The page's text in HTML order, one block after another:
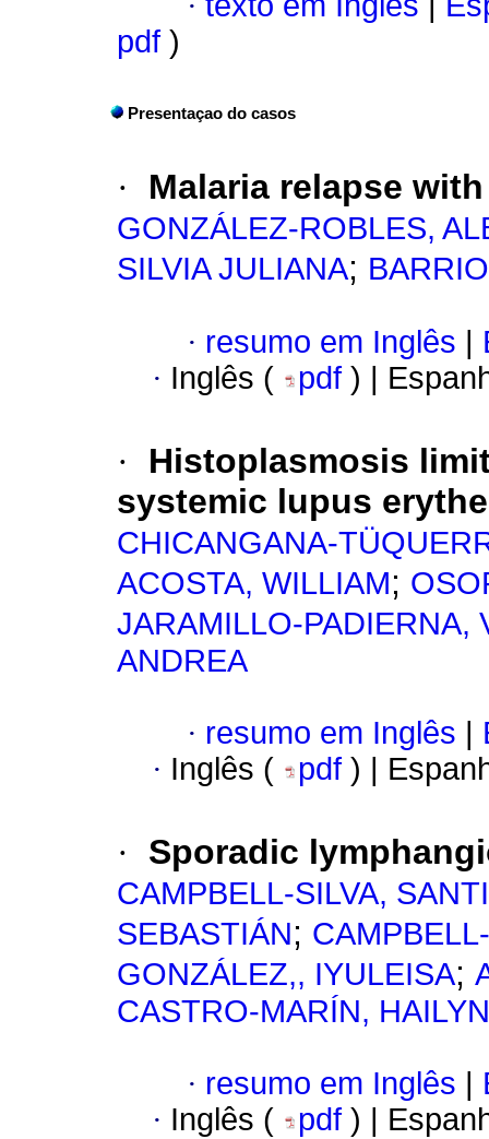
pdf )
Presentaçao do casos
· Malaria relapse
GONZÁLEZ-ROBLES,
SILVIA JULIANA;
· resumo em Inglês
· Inglês ( pdf ) |
·
Histoplasmosis
systemic lupus
CHICANGANA-
ACOSTA, WILLIAM;
JARAMILLO-PADIERNA,
ANDREA
· resumo em Inglês
· Inglês ( pdf ) |
· Sporadic
CAMPBELL-SILVA,
SEBASTIÁN;
GONZÁLEZ,, IYULEISA;
CASTRO-MARÍN, HAILYN
· resumo em Inglês
· Inglês ( pdf ) |